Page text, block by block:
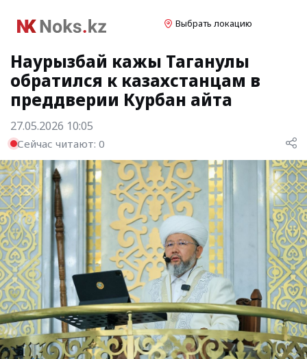
Выбрать локацию
Наурызбай кажы Таганулы
обратился к казахстанцам в
преддверии Курбан айта
27.05.2026 10:05
Сейчас читают: 0